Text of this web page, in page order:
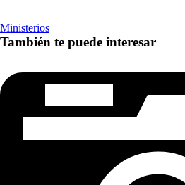
Ministerios
También te puede interesar